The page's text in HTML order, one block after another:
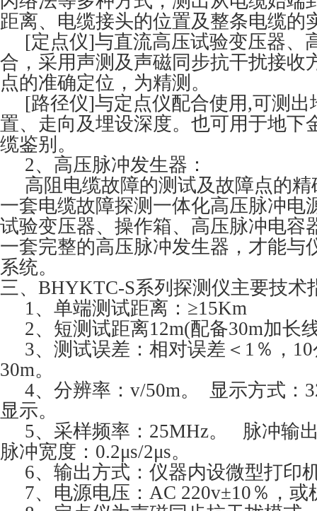
距离、电缆接头的位置及整条电缆的
[定点仪]与直流高压试验变压器、
合，采用声测及声磁同步抗干扰接收
点的准确定位，为精测。
[路径仪]与定点仪配合使用,可测出
置、走向及埋设深度。也可用于地下
缆鉴别。
2、高压脉冲发生器：
高阻电缆故障的测试及故障点的精
一套电缆故障探测一体化高压脉冲电
试验变压器、操作箱、高压脉冲电容
一套完整的高压脉冲发生器，才能与
系统。
三、BHYKTC-S系列探测仪主要技术
1、单端测试距离：≥15Km
2、短测试距离12m(配备30m加长
3、测试误差：相对误差＜1％，
30m。
4、分辨率：v/50m。 显示方式：
显示。
5、采样频率：25MHz。 脉冲输
脉冲宽度：0.2μs/2μs。
6、输出方式：仪器内设微型打印
7、电源电压：AC 220v±10％，或